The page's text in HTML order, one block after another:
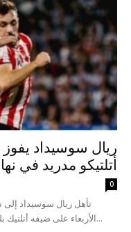
ريال سوسيداد يفوز
أتلتيكو مدريد في
0
الأربعاء على ضيفه أتلتيك بلباو بهدف نظيف في إياب نصف النهائي، مؤكدا...